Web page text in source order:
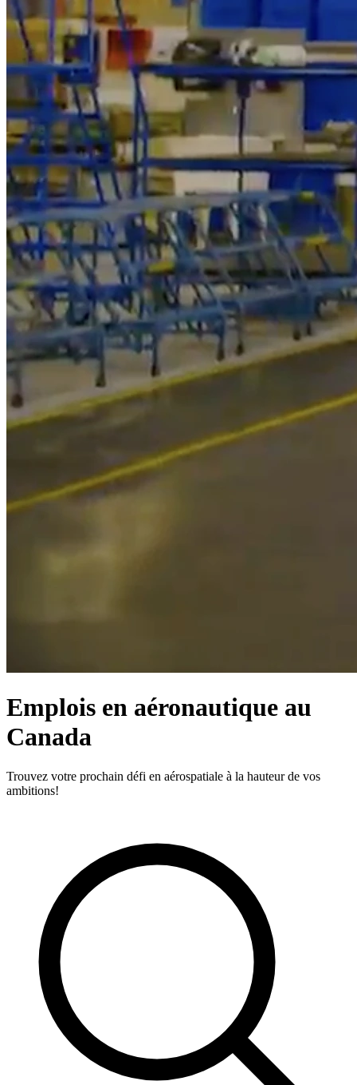
Emplois en aéronautique au
Canada
Trouvez votre prochain défi en aérospatiale à la hauteur de vos
ambitions!